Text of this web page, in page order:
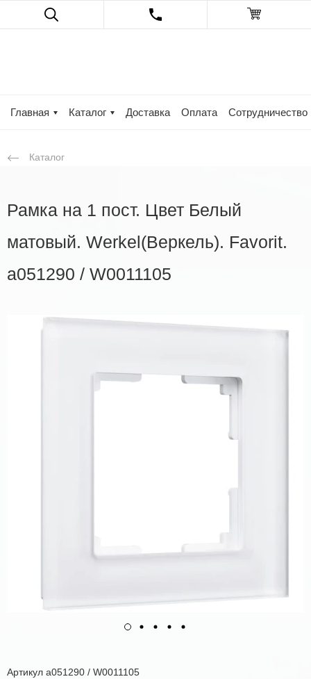
Главная Каталог Доставка Оплата Сотрудничество
Каталог
Рамка на 1 пост. Цвет Белый
матовый. Werkel(Веркель). Favorit.
a051290 / W0011105
Артикул a051290 / W0011105